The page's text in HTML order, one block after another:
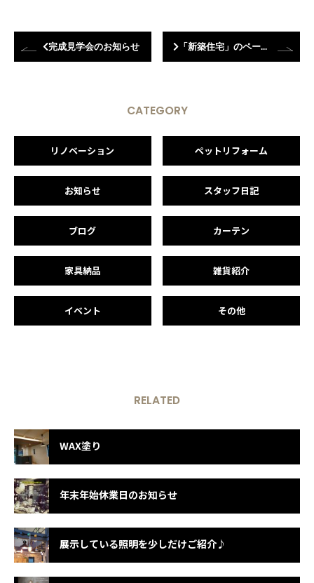
完成見学会のお知らせ 「新築住宅」のページがリニューアルされました！
CATEGORY
リノベーション ペットリフォーム
お知らせ スタッフ日記
ブログ カーテン
家具納品 雑貨紹介
イベント その他
RELATED
WAX塗り
年末年始休業日のお知らせ
展示している照明を少しだけご紹介♪